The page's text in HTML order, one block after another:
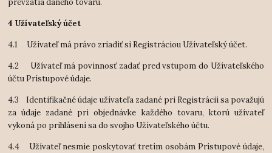
prevzatia daného tovaru.
4 Užívateľský účet
4.1 Užívateľ má právo zriadiť si Registráciou Užívateľský účet.
4.2 Užívateľ má povinnosť zadať pred vstupom do Užívateľského
účtu Prístupové údaje.
4.3 Identifikačné údaje užívateľa zadané pri Registrácii sa považujú
za údaje zadané pri objednávke každého tovaru, ktorú užívateľ
vykoná po prihlásení sa do svojho Užívateľského účtu.
4.4 Užívateľ nesmie poskytovať tretím osobám Prístupové údaje,